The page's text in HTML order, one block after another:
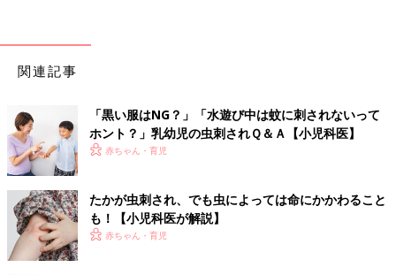
関連記事
「黒い服はNG？」「水遊び中は蚊に刺されないって
ホント？」乳幼児の虫刺されＱ＆Ａ【小児科医】
赤ちゃん・育児
たかが虫刺され、でも虫によっては命にかかわること
も！【小児科医が解説】
赤ちゃん・育児